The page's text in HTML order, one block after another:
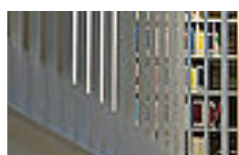
Go to slide 2
Go to slide 3
Go to slide 4